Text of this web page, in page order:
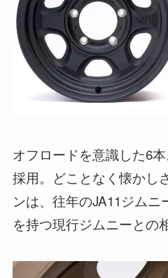
オフロードを意識した6
採用。どことなく懐かし
ンは、往年のJA11ジム
を持つ現行ジムニーとの